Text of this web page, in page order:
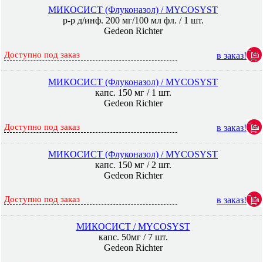
МИКОСИСТ (Флуконазол) / MYCOSYST
р-р д/инф. 200 мг/100 мл фл. / 1 шт.
Gedeon Richter
Доступно под заказ в заказ!
МИКОСИСТ (Флуконазол) / MYCOSYST
капс. 150 мг / 1 шт.
Gedeon Richter
Доступно под заказ в заказ!
МИКОСИСТ (Флуконазол) / MYCOSYST
капс. 150 мг / 2 шт.
Gedeon Richter
Доступно под заказ в заказ!
МИКОСИСТ / MYCOSYST
капс. 50мг / 7 шт.
Gedeon Richter